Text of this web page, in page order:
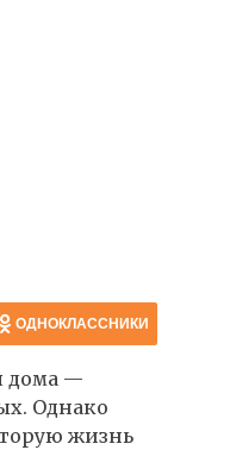
ОДНОКЛАССНИКИ
дома —
Однако
жизнь